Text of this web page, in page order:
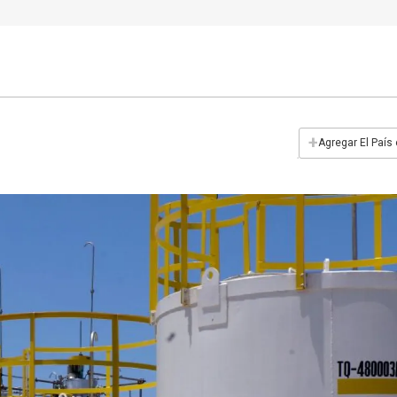
+Agregar El País